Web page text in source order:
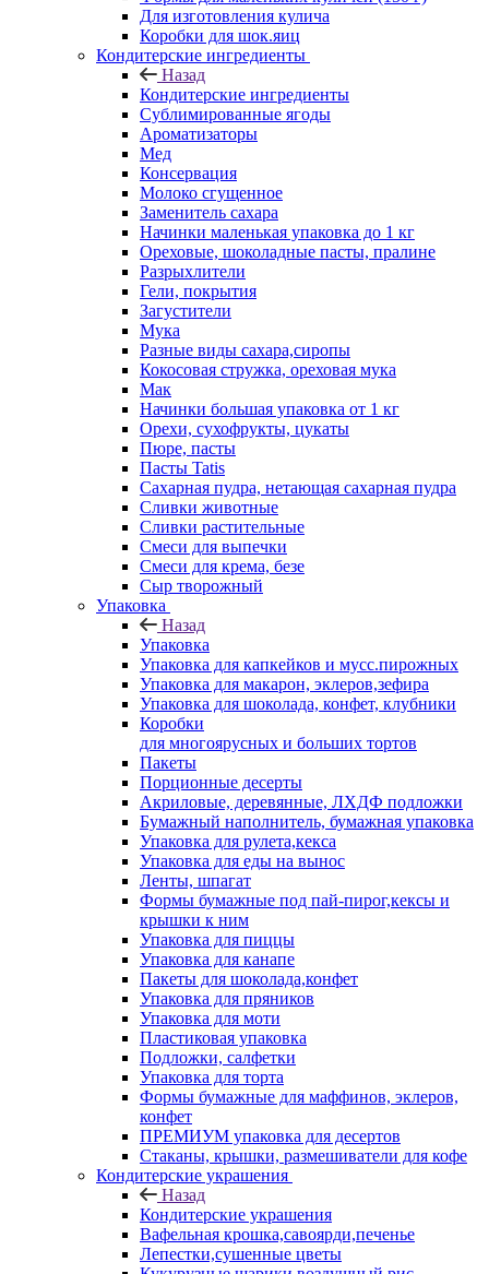
Для изготовления кулича
Коробки для шок.яиц
Кондитерские ингредиенты
Назад
Кондитерские ингредиенты
Сублимированные ягоды
Ароматизаторы
Мед
Консервация
Молоко сгущенное
Заменитель сахара
Начинки маленькая упаковка до 1 кг
Ореховые, шоколадные пасты, пралине
Разрыхлители
Гели, покрытия
Загустители
Мука
Разные виды сахара,сиропы
Кокосовая стружка, ореховая мука
Мак
Начинки большая упаковка от 1 кг
Орехи, сухофрукты, цукаты
Пюре, пасты
Пасты Tatis
Сахарная пудра, нетающая сахарная пудра
Сливки животные
Сливки растительные
Смеси для выпечки
Смеси для крема, безе
Сыр творожный
Упаковка
Назад
Упаковка
Упаковка для капкейков и мусс.пирожных
Упаковка для макарон, эклеров,зефира
Упаковка для шоколада, конфет, клубники
Коробки
для многоярусных и больших тортов
Пакеты
Порционные десерты
Акриловые, деревянные, ЛХДФ подложки
Бумажный наполнитель, бумажная упаковка
Упаковка для рулета,кекса
Упаковка для еды на вынос
Ленты, шпагат
Формы бумажные под пай-пирог,кексы и
крышки к ним
Упаковка для пиццы
Упаковка для канапе
Пакеты для шоколада,конфет
Упаковка для пряников
Упаковка для моти
Пластиковая упаковка
Подложки, салфетки
Упаковка для торта
Формы бумажные для маффинов, эклеров,
конфет
ПРЕМИУМ упаковка для десертов
Стаканы, крышки, размешиватели для кофе
Кондитерские украшения
Назад
Кондитерские украшения
Вафельная крошка,савоярди,печенье
Лепестки,сушенные цветы